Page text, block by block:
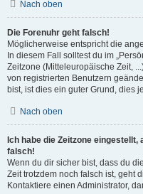
Nach oben
Die Forenuhr geht falsch!
Möglicherweise entspricht die
In diesem Fall solltest du im
Zeitzone (Mitteleuropäische Zeit,
von registrierten Benutzern
bist, ist dies ein guter Grund, dies
Nach oben
Ich habe die Zeitzone
falsch!
Wenn du dir sicher bist, dass du
Zeit trotzdem noch falsch ist, geht
Kontaktiere einen Administrator,